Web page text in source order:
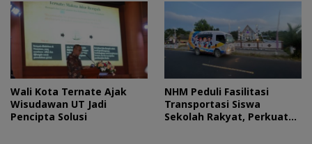
Wali Kota Ternate Ajak
Wisudawan UT Jadi
Pencipta Solusi
NHM Peduli Fasilitasi
Transportasi Siswa
Sekolah Rakyat, Perkuat